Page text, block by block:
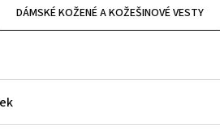
DÁMSKÉ KOŽENÉ A KOŽEŠINOVÉ VESTY